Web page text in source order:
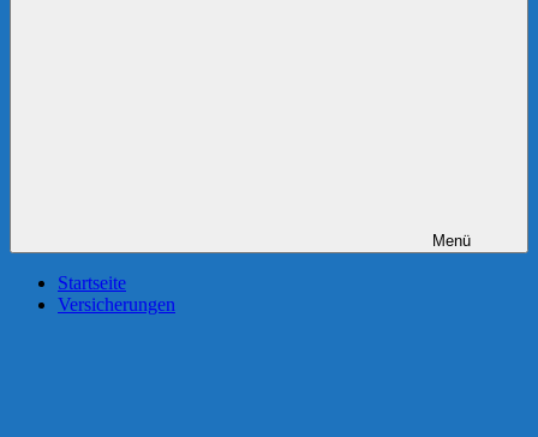
Menü
Startseite
Versicherungen